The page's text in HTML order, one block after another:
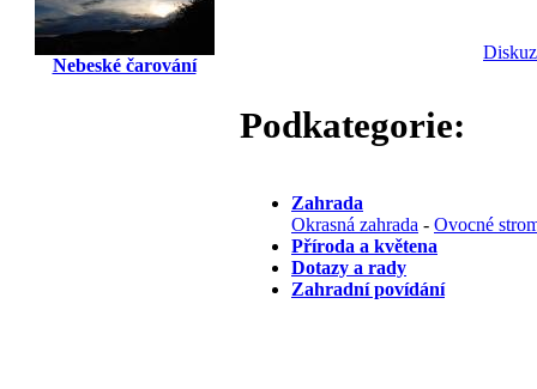
Nebeské čarování
Podkategorie:
Zahrada
Okrasná zahrada - Ovocné
Příroda a květena
Dotazy a rady
Zahradní povídání